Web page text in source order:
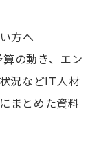
方へ
の動き、エン
況などIT人材
まとめた資料